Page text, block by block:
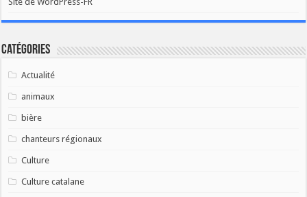
Catégories
Actualité
animaux
bière
chanteurs régionaux
Culture
Culture catalane